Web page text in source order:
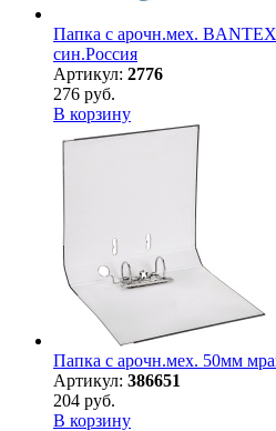
Папка с арочн.мех.
син.Россия
Артикул: 2776
276 руб.
В корзину
Папка с арочн.мех. 50мм
Артикул: 386651
204 руб.
В корзину